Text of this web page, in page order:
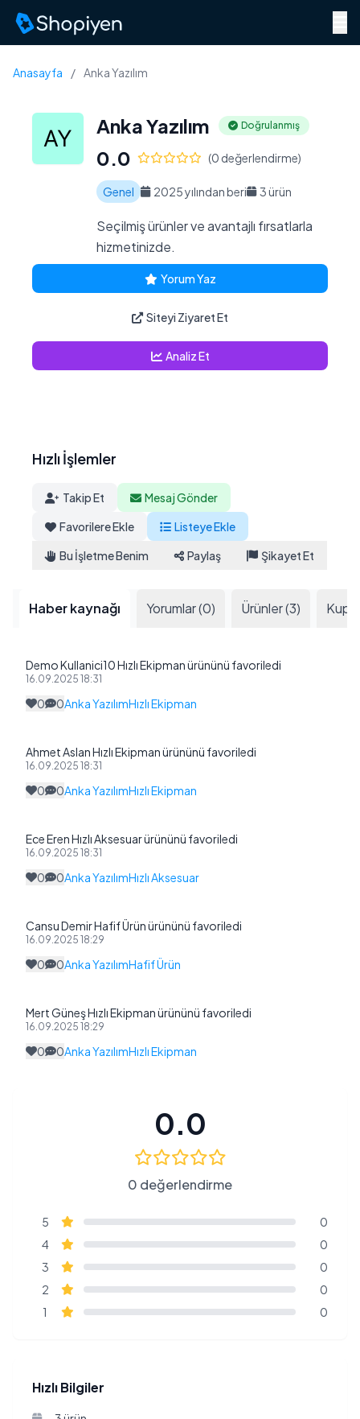
Anasayfa / Anka Yazılım
Anka Yazılım Doğrulanmış
0.0 (0 değerlendirme)
Genel 2025 yılından beri 3 ürün
Seçilmiş ürünler ve avantajlı fırsatlarla
hizmetinizde.
Yorum Yaz
Siteyi Ziyaret Et
Analiz Et
Hızlı İşlemler
Takip Et
Mesaj Gönder
Favorilere Ekle
Listeye Ekle
Bu İşletme Benim
Paylaş Şikayet Et
Haber kaynağı Yorumlar (0) Ürünler (3)
Demo Kullanici10 Hızlı Ekipman ürününü favoriledi
16.09.2025 18:31
0 0Anka YazılımHızlı Ekipman
Ahmet Aslan Hızlı Ekipman ürününü favoriledi
16.09.2025 18:31
0 0Anka YazılımHızlı Ekipman
Ece Eren Hızlı Aksesuar ürününü favoriledi
16.09.2025 18:31
0 0Anka YazılımHızlı Aksesuar
Cansu Demir Hafif Ürün ürününü favoriledi
16.09.2025 18:29
0 0Anka YazılımHafif Ürün
Mert Güneş Hızlı Ekipman ürününü favoriledi
16.09.2025 18:29
0 0Anka YazılımHızlı Ekipman
0.0
0 değerlendirme
5
0
4
0
3
0
2
0
1
0
Hızlı Bilgiler